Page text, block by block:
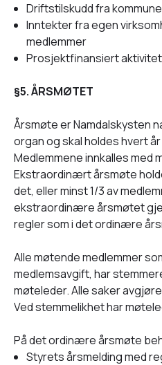
Driftstilskudd fra
Inntekter fra egen
medlemmer
Prosjektfinansiert aktivitet
§5. ÅRSMØTET
Årsmøte er Namdalskysten
organ og skal holdes hvert
Medlemmene innkalles med
Ekstraordinært årsmøte
det, eller minst 1/3 av
ekstraordinære årsmøtet
regler som i det ordinære
Alle møtende medlemmer
medlemsavgift, har
møteleder. Alle saker
Ved stemmelikhet har
På det ordinære årsmøte
Styrets årsmelding med